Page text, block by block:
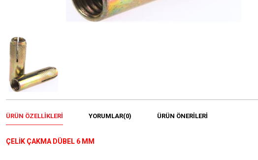
ÜRÜN ÖZELLIKLERI YORUMLAR(0) ÜRÜN ÖNERILERI
ÇELİK ÇAKMA DÜBEL 6 MM